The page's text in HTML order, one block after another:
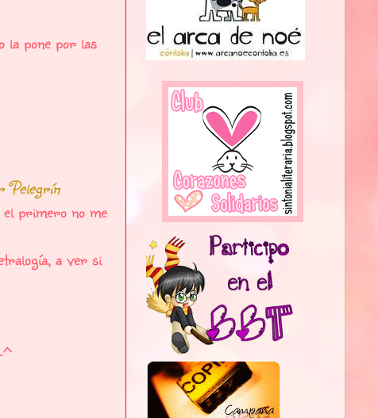
la pone por las
Pelegrín
el primero no me
a ver si
^